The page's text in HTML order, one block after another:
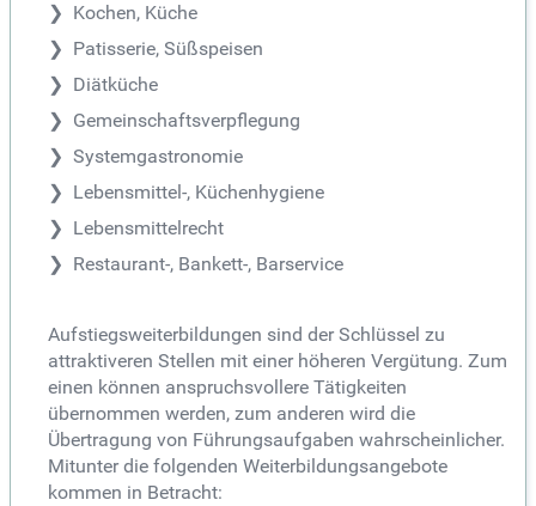
Kochen, Küche
Patisserie, Süßspeisen
Diätküche
Gemeinschaftsverpflegung
Systemgastronomie
Lebensmittel-, Küchenhygiene
Lebensmittelrecht
Restaurant-, Bankett-, Barservice
Aufstiegsweiterbildungen sind der Schlüssel zu
attraktiveren Stellen mit einer höheren Vergütung. Zum
einen können anspruchsvollere Tätigkeiten
übernommen werden, zum anderen wird die
Übertragung von Führungsaufgaben wahrscheinlicher.
Mitunter die folgenden Weiterbildungsangebote
kommen in Betracht: